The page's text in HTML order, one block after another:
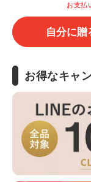
お支払
自分に贈
お得なキャ